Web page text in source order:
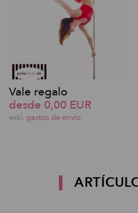
Vale regalo
desde 0,00 EUR
exkl. gastos de envio